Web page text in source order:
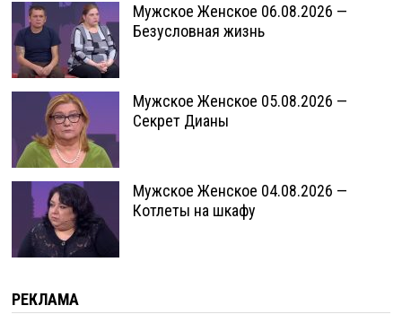
Мужское Женское 06.08.2026 —
Безусловная жизнь
Мужское Женское 05.08.2026 —
Секрет Дианы
Мужское Женское 04.08.2026 —
Котлеты на шкафу
РЕКЛАМА